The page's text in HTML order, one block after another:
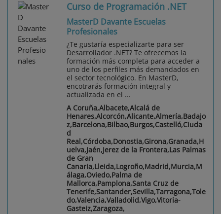
Curso de Programación .NET
MasterD Davante Escuelas
Profesionales
¿Te gustaría especializarte para ser
Desarrollador .NET? Te ofrecemos la
formación más completa para acceder a
uno de los perfiles más demandados en
el sector tecnológico. En MasterD,
encotrarás formación integral y
actualizada en el ...
A Coruña,Albacete,Alcalá de
Henares,Alcorcón,Alicante,Almería,Badajo
z,Barcelona,Bilbao,Burgos,Castelló,Ciuda
d
Real,Córdoba,Donostia,Girona,Granada,H
uelva,Jaén,Jerez de la Frontera,Las Palmas
de Gran
Canaria,Lleida,Logroño,Madrid,Murcia,M
álaga,Oviedo,Palma de
Mallorca,Pamplona,Santa Cruz de
Tenerife,Santander,Sevilla,Tarragona,Tole
do,Valencia,Valladolid,Vigo,Vitoria-
Gasteiz,Zaragoza,